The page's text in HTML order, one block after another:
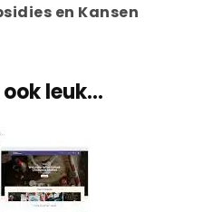
en Kansen
leuk...